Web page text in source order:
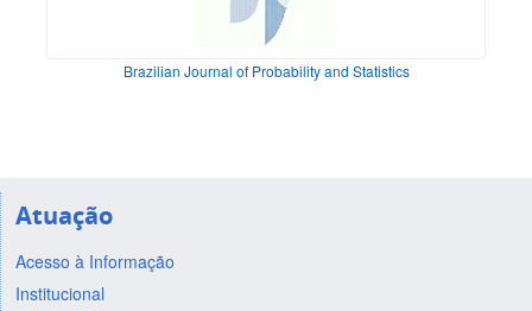
Brazilian Journal of Probability and Statistics
Atuação
Acesso à Informação
Institucional